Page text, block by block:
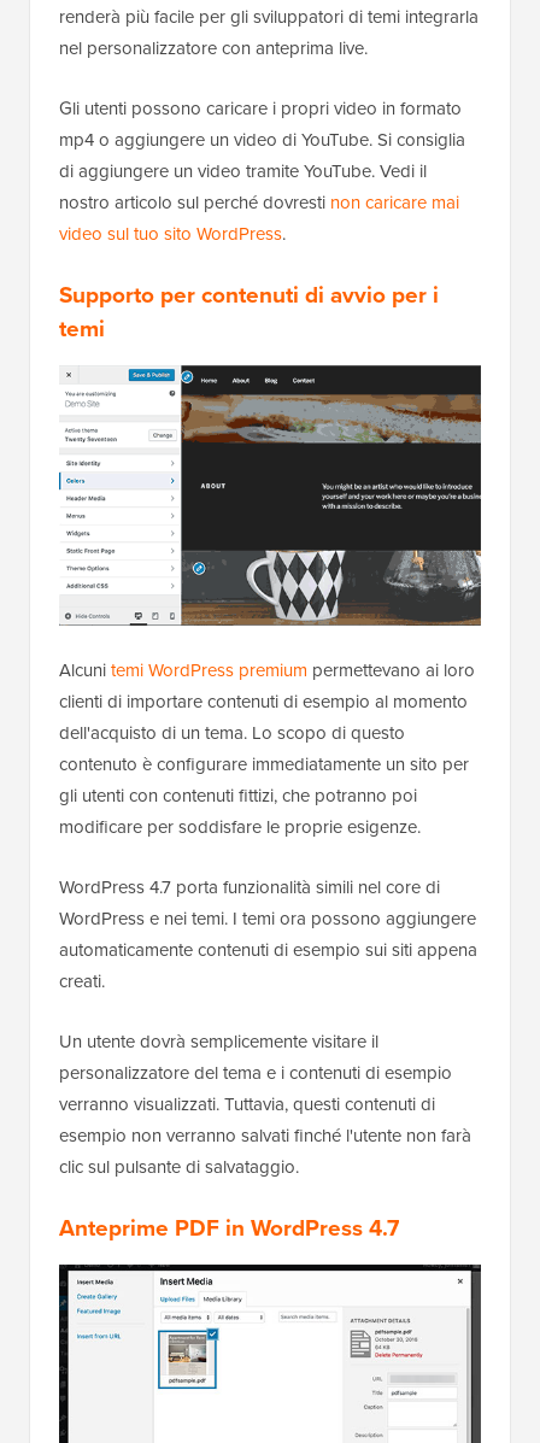
renderà più facile per gli sviluppatori di temi integrarla
nel personalizzatore con anteprima live.
Gli utenti possono caricare i propri video in formato
mp4 o aggiungere un video di YouTube. Si consiglia
di aggiungere un video tramite YouTube. Vedi il
nostro articolo sul perché dovresti non caricare mai
video sul tuo sito WordPress.
Supporto per contenuti di avvio per i
temi
Alcunitemi WordPress premium permettevano ai loro
clienti di importare contenuti di esempio al momento
dell'acquisto di un tema. Lo scopo di questo
contenuto è configurare immediatamente un sito per
gli utenti con contenuti fittizi, che potranno poi
modificare per soddisfare le proprie esigenze.
WordPress 4.7 porta funzionalità simili nel core di
WordPress e nei temi. I temi ora possono aggiungere
automaticamente contenuti di esempio sui siti appena
creati.
Un utente dovrà semplicemente visitare il
personalizzatore del tema e i contenuti di esempio
verranno visualizzati. Tuttavia, questi contenuti di
esempio non verranno salvati finché l'utente non farà
clic sul pulsante di salvataggio.
Anteprime PDF in WordPress 4.7